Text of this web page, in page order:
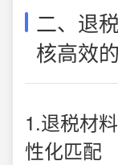
二、退
核高效
1.退税材
性化匹配